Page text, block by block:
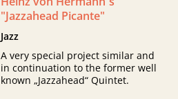
"Jazzahead Picante"
Jazz
A very special project similar and
in continuation to the former well
known „Jazzahead“ Quintet.